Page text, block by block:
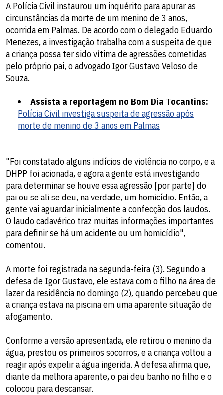
A Polícia Civil instaurou um inquérito para apurar as
circunstâncias da morte de um menino de 3 anos,
ocorrida em Palmas. De acordo com o delegado Eduardo
Menezes, a investigação trabalha com a suspeita de que
a criança possa ter sido vítima de agressões cometidas
pelo próprio pai, o advogado Igor Gustavo Veloso de
Souza.
Assista a reportagem no Bom Dia Tocantins:
Polícia Civil investiga suspeita de agressão após
morte de menino de 3 anos em Palmas
"Foi constatado alguns indícios de violência no corpo, e a
DHPP foi acionada, e agora a gente está investigando
para determinar se houve essa agressão [por parte] do
pai ou se ali se deu, na verdade, um homicídio. Então, a
gente vai aguardar inicialmente a confecção dos laudos.
O laudo cadavérico traz muitas informações importantes
para definir se há um acidente ou um homicídio",
comentou.
A morte foi registrada na segunda-feira (3). Segundo a
defesa de Igor Gustavo, ele estava com o filho na área de
lazer da residência no domingo (2), quando percebeu que
a criança estava na piscina em uma aparente situação de
afogamento.
Conforme a versão apresentada, ele retirou o menino da
água, prestou os primeiros socorros, e a criança voltou a
reagir após expelir a água ingerida. A defesa afirma que,
diante da melhora aparente, o pai deu banho no filho e o
colocou para descansar.